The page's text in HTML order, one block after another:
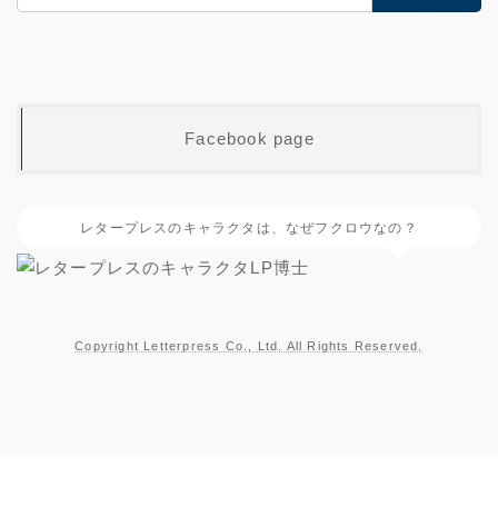
索:
Facebook page
レタープレスのキャラクタは、なぜフクロウなの？
Copyright Letterpress Co., Ltd. All Rights Reserved.